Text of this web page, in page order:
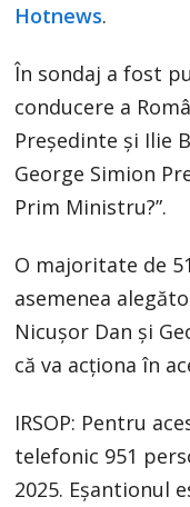
Hotnews.
În sondaj a fost
conducere a
Preşedinte şi Ilie
George Simion
Prim Ministru?”.
O majoritate de
asemenea
Nicuşor Dan şi
că va acţiona în
IRSOP: Pentru
telefonic 951
2025. Eşantionul